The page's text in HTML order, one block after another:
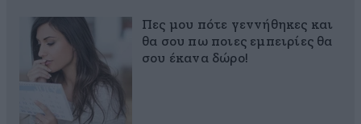
Πες μου πότε γεννήθηκες και
θα σου πω ποιες εμπειρίες θα
σου έκανα δώρο!